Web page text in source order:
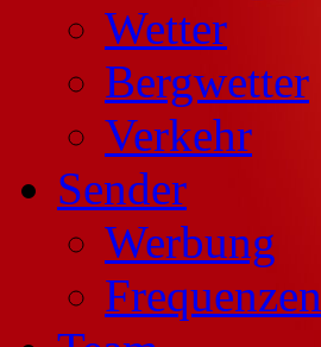
Wetter
Bergwetter
Verkehr
Sender
Werbung
Frequenzen